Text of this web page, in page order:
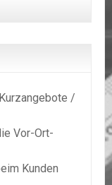
/
Vor-Ort-
Kunden